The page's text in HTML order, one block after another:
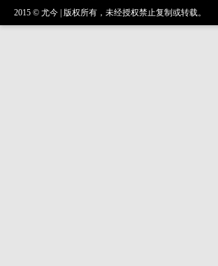
2015 © 尤今 | 版权所有，未经授权禁止复制或转载。